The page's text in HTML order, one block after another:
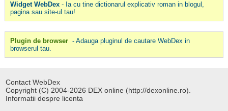
Widget WebDex- Ia cu tine dictionarul explicativ roman in blogul,
pagina sau site-ul tau!
Plugin de browser - Adauga pluginul de cautare WebDex in
browserul tau.
Contact WebDex
Copyright (C) 2004-2026 DEX online (http://dexonline.ro).
Informatii despre licenta